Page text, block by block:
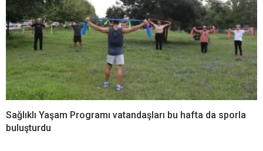
Sağlıklı Yaşam Programı vatandaşları bu hafta da sporla
buluşturdu